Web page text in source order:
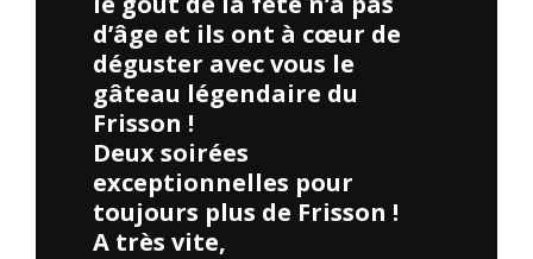
d’âge et ils ont à cœur de
déguster avec vous le
gâteau légendaire du
Frisson !
Deux soirées
exceptionnelles pour
toujours plus de Frisson !
A très vite,